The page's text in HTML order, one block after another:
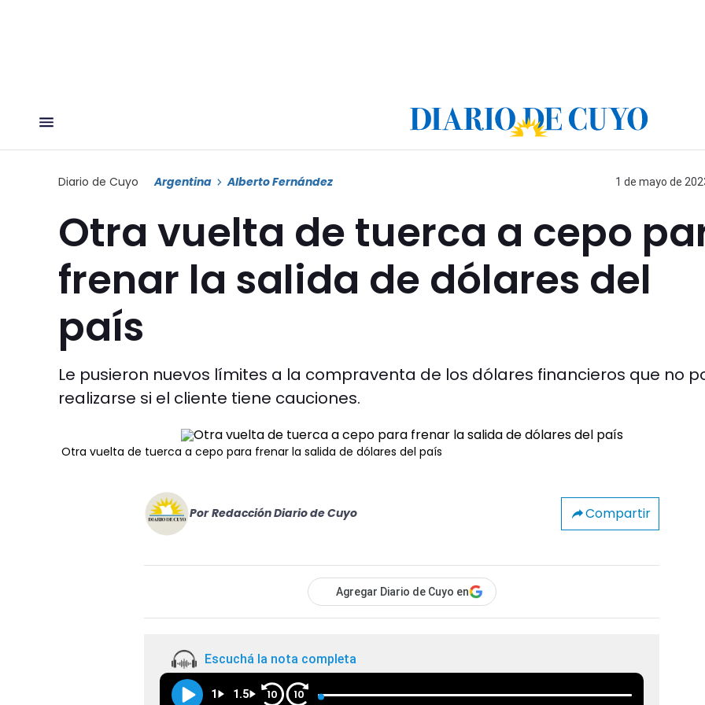
Diario de Cuyo Argentina Alberto Fernández 1 de mayo de
Otra vuelta de tuerca a cepo
frenar la salida de dólares del
país
Le pusieron nuevos límites a la compraventa de los dólares financieros que no
realizarse si el cliente tiene cauciones.
Otra vuelta de tuerca a cepo para frenar la salida de dólares del país
Por Redacción Diario de Cuyo Compartir
Agregar Diario de Cuyo en
Escuchá la nota completa
1 1.5 10 10